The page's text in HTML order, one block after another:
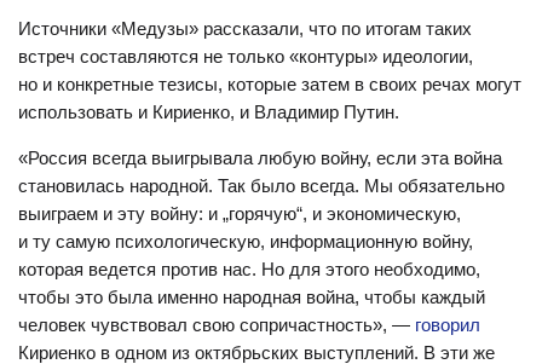
Багдасарян тоже часто пишет о противостоянии
цивилизаций, а Донбасс называет «цивилизационным
фронтиром России».
«Донбасс оказывается не только плацдармом
освобождения Украины от нацизма, но и платформой,
с которой задается вектор цивилизационного
самовосстановления России. На земле Донбасса
рождается новая российская идеология. Рождается
не через теорию, а через кровь и смерть. А только
идеология, сакрализуемая кровью героев, может иметь
реальную историческую перспективу», —рассуждает
Багдасарян в своих статьях.
Источники «Медузы» рассказали, что по итогам таких
встреч составляются не только «контуры» идеологии,
но и конкретные тезисы, которые затем в своих речах могут
использовать и Кириенко, и Владимир Путин.
«Россия всегда выигрывала любую войну, если эта война
становилась народной. Так было всегда. Мы обязательно
выиграем и эту войну: и „горячую“, и экономическую,
и ту самую психологическую, информационную войну,
которая ведется против нас. Но для этого необходимо,
чтобы это была именно народная война, чтобы каждый
человек чувствовал свою сопричастность», — говорил
Кириенко в одном из октябрьских выступлений. В эти же